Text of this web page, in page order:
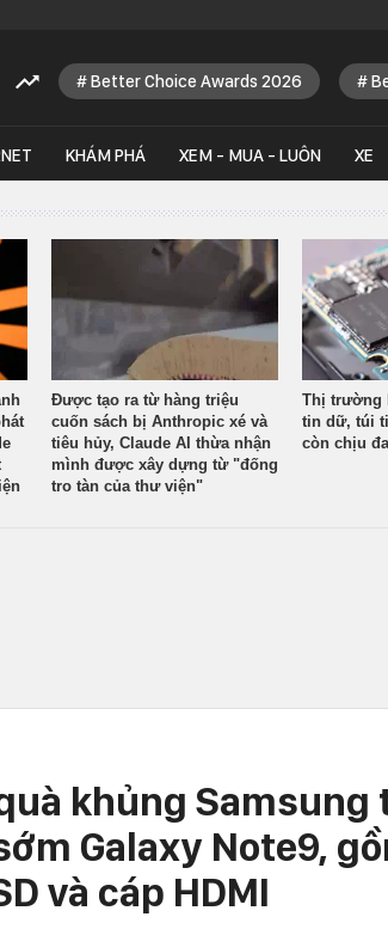
Better Choice Awards 2026
KHÁM PHÁ XEM - MUA - LUÔN XE
Được tạo ra từ hàng triệu
cuốn sách bị Anthropic xé và
tiêu hủy, Claude AI thừa nhận
mình được xây dựng từ "đống
tro tàn của thư viện"
Thị trường
tin dữ, túi
còn chịu
khủng Samsung
Galaxy Note9,
và cáp HDMI